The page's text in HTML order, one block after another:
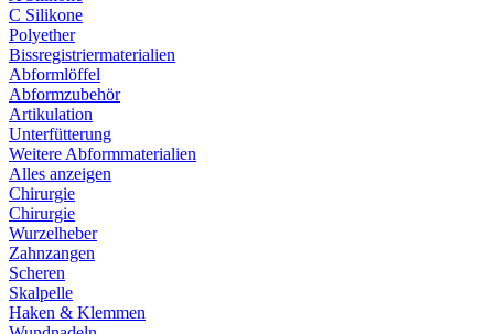
C Silikone
Polyether
Bissregistriermaterialien
Abformlöffel
Abformzubehör
Artikulation
Unterfütterung
Weitere Abformmaterialien
Alles anzeigen
Chirurgie
Chirurgie
Wurzelheber
Zahnzangen
Scheren
Skalpelle
Haken & Klemmen